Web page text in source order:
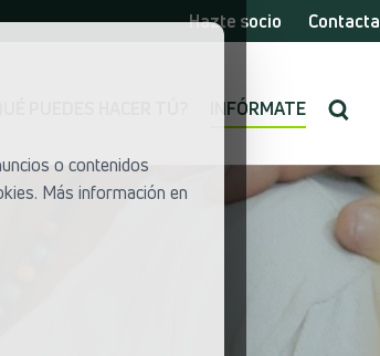
o contenidos
Más información en
Hazte socio Contacta
INFÓRMATE